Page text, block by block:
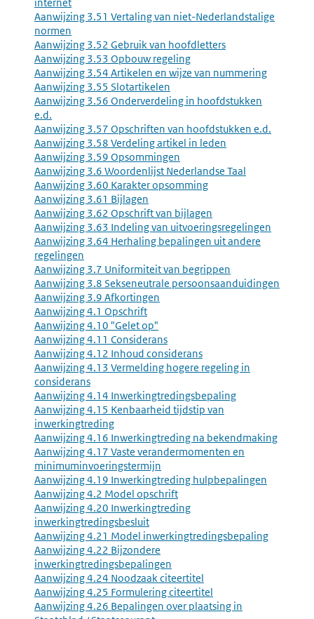
Aanwijzing 3.51 Vertaling van niet-Nederlandstalige
normen
Aanwijzing 3.52 Gebruik van hoofdletters
Aanwijzing 3.53 Opbouw regeling
Aanwijzing 3.54 Artikelen en wijze van nummering
Aanwijzing 3.55 Slotartikelen
Aanwijzing 3.56 Onderverdeling in hoofdstukken
e.d.
Aanwijzing 3.57 Opschriften van hoofdstukken e.d.
Aanwijzing 3.58 Verdeling artikel in leden
Aanwijzing 3.59 Opsommingen
Aanwijzing 3.6 Woordenlijst Nederlandse Taal
Aanwijzing 3.60 Karakter opsomming
Aanwijzing 3.61 Bijlagen
Aanwijzing 3.62 Opschrift van bijlagen
Aanwijzing 3.63 Indeling van uitvoeringsregelingen
Aanwijzing 3.64 Herhaling bepalingen uit andere
regelingen
Aanwijzing 3.7 Uniformiteit van begrippen
Aanwijzing 3.8 Sekseneutrale persoonsaanduidingen
Aanwijzing 3.9 Afkortingen
Aanwijzing 4.1 Opschrift
Aanwijzing 4.10 "Gelet op"
Aanwijzing 4.11 Considerans
Aanwijzing 4.12 Inhoud considerans
Aanwijzing 4.13 Vermelding hogere regeling in
considerans
Aanwijzing 4.14 Inwerkingtredingsbepaling
Aanwijzing 4.15 Kenbaarheid tijdstip van
inwerkingtreding
Aanwijzing 4.16 Inwerkingtreding na bekendmaking
Aanwijzing 4.17 Vaste verandermomenten en
minimuminvoeringstermijn
Aanwijzing 4.19 Inwerkingtreding hulpbepalingen
Aanwijzing 4.2 Model opschrift
Aanwijzing 4.20 Inwerkingtreding
inwerkingtredingsbesluit
Aanwijzing 4.21 Model inwerkingtredingsbepaling
Aanwijzing 4.22 Bijzondere
inwerkingtredingsbepalingen
Aanwijzing 4.24 Noodzaak citeertitel
Aanwijzing 4.25 Formulering citeertitel
Aanwijzing 4.26 Bepalingen over plaatsing in